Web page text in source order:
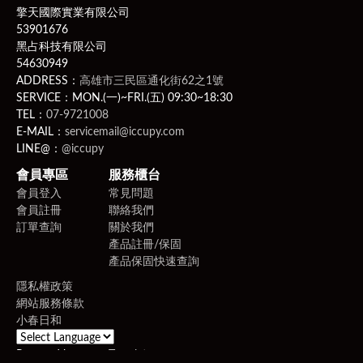
擎天國際實業有限公司
53901676
黑占科技有限公司
54630949
ADDRESS： 高雄市三民區通化街62之1號
SERVICE：MON.(一)~FRI.(五) 09:30~18:30
TEL： 07-9721008
E-MAIL： servicemail@iccupy.com
LINE@： @iccupy
會員專區
會員登入
會員註冊
訂單查詢
服務櫃台
常見問題
聯絡我們
關於我們
產品註冊/保固
產品保固快速查詢
隱私權政策
網站服務條款
小春日和